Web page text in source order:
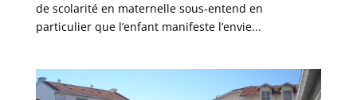
de scolarité en maternelle sous-entend en
particulier que l’enfant manifeste l’envie...